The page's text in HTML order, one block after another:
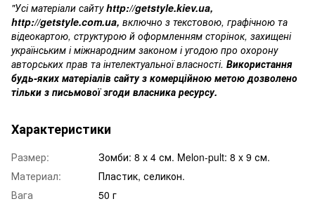
"Усі матеріали сайтуhttp://getstyle.kiev.ua,
http://getstyle.com.ua, включно з текстовою, графічною та
відеокартою, структурою й оформленням сторінок, захищені
українським і міжнародним законом і угодою про охорону
авторських прав та інтелектуальної власності. Використання
будь-яких матеріалів сайту з комерційною метою дозволено
тільки з письмової згоди власника ресурсу.
Характеристики
Размер:
Зомби: 8 х 4 см. Melon-pult: 8 x 9 см.
Материал:
Пластик, селикон.
Вага
50 г